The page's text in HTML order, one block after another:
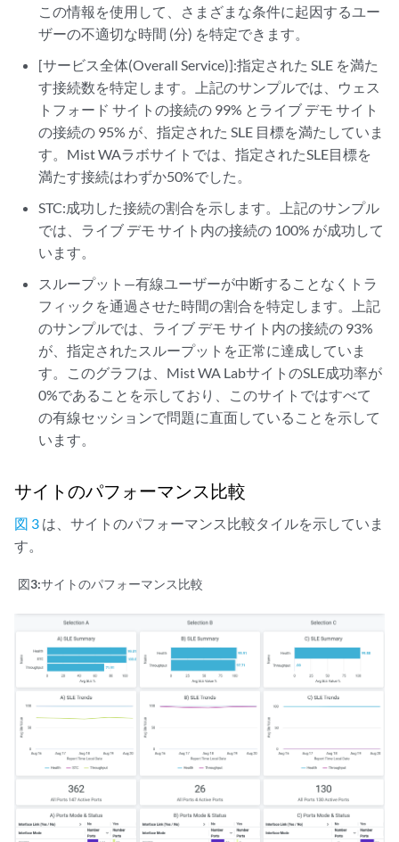
この情報を使用して、さまざまな条件に起因するユー
ザーの不適切な時間 (分) を特定できます。
[サービス全体(Overall Service)]:指定された SLE を満た
す接続数を特定します。上記のサンプルでは、ウェス
トフォード サイトの接続の 99% とライブ デモ サイト
の接続の 95% が、指定された SLE 目標を満たしていま
す。Mist WAラボサイトでは、指定されたSLE目標を
満たす接続はわずか50%でした。
STC:成功した接続の割合を示します。上記のサンプル
では、ライブ デモ サイト内の接続の 100% が成功して
います。
スループット—有線ユーザーが中断することなくトラ
フィックを通過させた時間の割合を特定します。上記
のサンプルでは、ライブ デモ サイト内の接続の 93%
が、指定されたスループットを正常に達成していま
す。このグラフは、Mist WA LabサイトのSLE成功率が
0%であることを示しており、このサイトではすべて
の有線セッションで問題に直面していることを示して
います。
サイトのパフォーマンス比較
図 3 は、サイトのパフォーマンス比較タイルを示していま
す。
図3:サイトのパフォーマンス比較